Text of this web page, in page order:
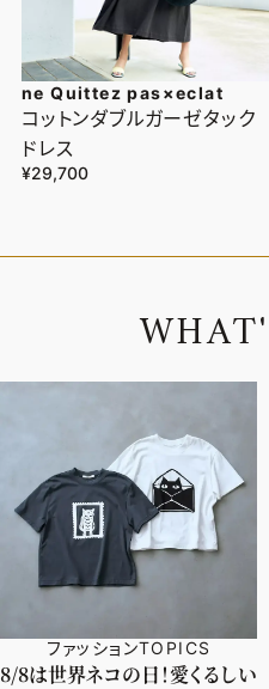
ne Quittez pas×eclat
コットンダブルガーゼタック
ドレス
¥29,700
WHAT'
ファッションTOPICS
8/8は世界ネコの日！愛くるしい